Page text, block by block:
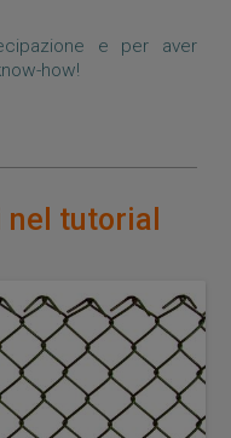
e per aver
how!
tutorial